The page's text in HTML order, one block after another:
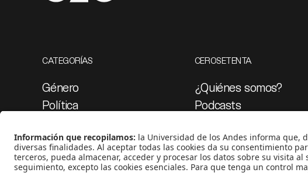
CATEGORÍAS
Género
Política
Medio ambiente
Medios y periodismo
CEROSETENTA
¿Quiénes somos?
Podcasts
Proyectos 070